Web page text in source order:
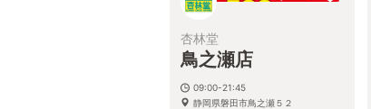
杏林堂
鳥之瀬店
09:00-21:45
静岡県磐田市鳥之瀬５２